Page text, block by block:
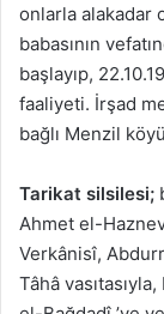
onlarla alakadar
babasının
başlayıp,
faaliyeti. İrşad
bağlı Menzil
Tarikat silsilesi;
Ahmet el-
Verkânisî,
Tâhâ